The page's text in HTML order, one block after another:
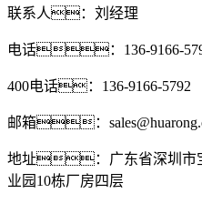
联系人：刘经理
电话：136-9166-
400电话：136-9166-5792
邮箱：
地址：广东省深圳市
业园10栋厂房四层